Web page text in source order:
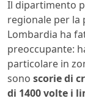
Il dipartimento
regionale per la
Lombardia ha
preoccupante:
particolare in
sono scorie di
di 1400 volte i